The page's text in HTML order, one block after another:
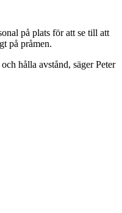
på plats för att se till att
på pråmen.
hålla avstånd, säger Peter